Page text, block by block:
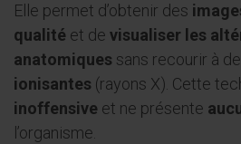
Elle permet d’obtenir des
qualité et de visualiser les
anatomiques sans recourir à
ionisantes (rayons X). Cette
inoffensive et ne présente
l’organisme.